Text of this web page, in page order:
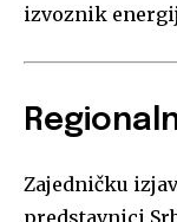
izvoznik
Zajedničku
predstavnici